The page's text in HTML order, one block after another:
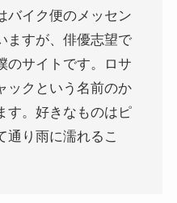
バイク便のメッセン
ますが、俳優志望で
のサイトです。ロサ
ックという名前のか
す。好きなものはピ
通り雨に濡れるこ